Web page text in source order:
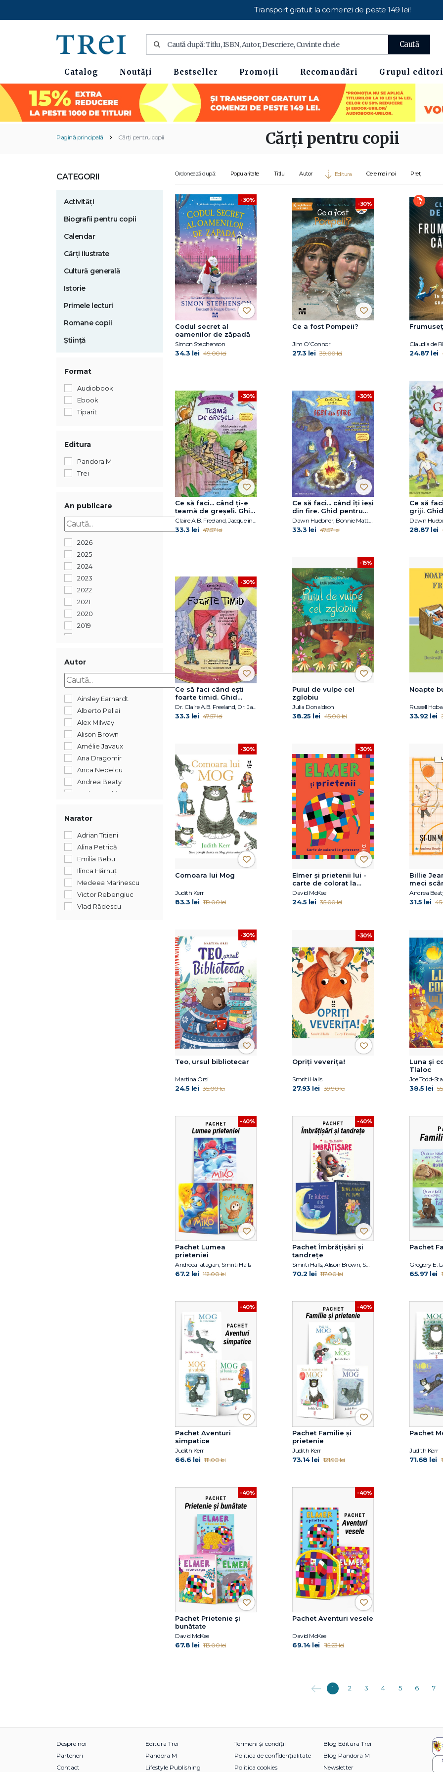
Transport gratuit la comenzi de peste 149 lei!
Caută
Catalog Noutăți Bestseller Promoții Recomandări Grupul
Pagină principală Cărți pentru copii Cărți pentru copii
CATEGORII
Activități
Biografii pentru copii
Calendar
Cărți ilustrate
Cultură generală
Istorie
Primele lecturi
Romane copii
Știință
Format
Audiobook
Ebook
Tiparit
Editura
Pandora M
Trei
An publicare
2026
2025
2024
2023
2022
2021
2020
2019
2016
2015
Autor
Ainsley Earhardt
Alberto Pellai
Alex Milway
Alison Brown
Amélie Javaux
Ana Dragomir
Anca Nedelcu
Andrea Beaty
Andreea Chiru-Maga
Andreea Lițescu
Antoon Krings
Julia Donaldson
Julia Rawlinson
June Eding
Narator
Adrian Titieni
Alina Petrică
Emilia Bebu
Ilinca Hărnuț
Medeea Marinescu
Victor Rebengiuc
Vlad Rădescu
Ordonează după: Popularitate Titlu Autor Editura Cele mai noi Preț
-30%
Codul secret al
oamenilor de zăpadă
Simon Stephenson
34.3 lei 49.00 lei
-30%
Ce a fost Pompeii?
Jim O’Connor
27.3 lei 39.00 lei
Claudia de
24.87 lei
-30%
Ce să faci... când ți-e
teamă de greșeli. Ghid
pentru copiii care nu
acceptă să fie
imperfecți
33.3 lei 47.57 lei
-30%
Ce să faci... când îţi ieşi
din fire. Ghid pentru
copiii care nu-şi pot
stăpâni furia
33.3 lei 47.57 lei
Ce să
griji.
care vor
28.87 lei
-30%
Ce să faci când ești
foarte timid. Ghid
pentru copiii care vor
să scape de anxietatea
socială
33.3 lei 47.57 lei
-15%
Puiul de vulpe cel
zglobiu
Julia Donaldson
38.25 lei 45.00 lei
Noapte
Russell
33.92 lei
-30%
Comoara lui Mog
Judith Kerr
83.3 lei 119.00 lei
-30%
Elmer și prietenii lui -
carte de colorat la
petrecere
David McKee
24.5 lei 35.00 lei
Billie
meci
Andrea
31.5 lei
-30%
Teo, ursul bibliotecar
Martina Orsi
24.5 lei 35.00 lei
-30%
Opriți veverița!
Smriti Halls
27.93 lei 39.90 lei
Luna și
Tlaloc
Joe Todd-
38.5 lei
-40%
Pachet Lumea
prieteniei
Andreea Iatagan, Smriti Halls
67.2 lei 112.00 lei
-40%
Pachet Îmbrățișări și
tandrețe
Smriti Halls, Alison Brown, Smriti Prasadam-Halls, Julia Donaldson
70.2 lei 117.00 lei
Pachet
Gregory E.
65.97 lei
-40%
Pachet Aventuri
simpatice
Judith Kerr
66.6 lei 111.00 lei
-40%
Pachet Familie și
prietenie
Judith Kerr
73.14 lei 121.90 lei
Pachet
Judith Kerr
71.68 lei
-40%
Pachet Prietenie și
bunătate
David McKee
67.8 lei 113.00 lei
-40%
Pachet Aventuri vesele
David McKee
69.14 lei 115.23 lei
Anterioara
1 2 3 4 5 6 7
Despre noi
Parteneri
Contact
Editura Trei
Pandora M
Lifestyle Publishing
Termeni și condiții
Politica de confidențialitate
Politica cookies
Blog Editura Trei
Blog Pandora M
Newsletter